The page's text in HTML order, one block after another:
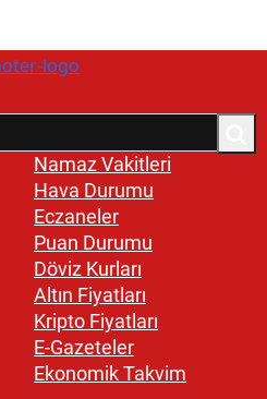
Namaz Vakitleri
Hava Durumu
Eczaneler
Puan Durumu
Döviz Kurları
Altın Fiyatları
Kripto Fiyatları
E-Gazeteler
Ekonomik Takvim